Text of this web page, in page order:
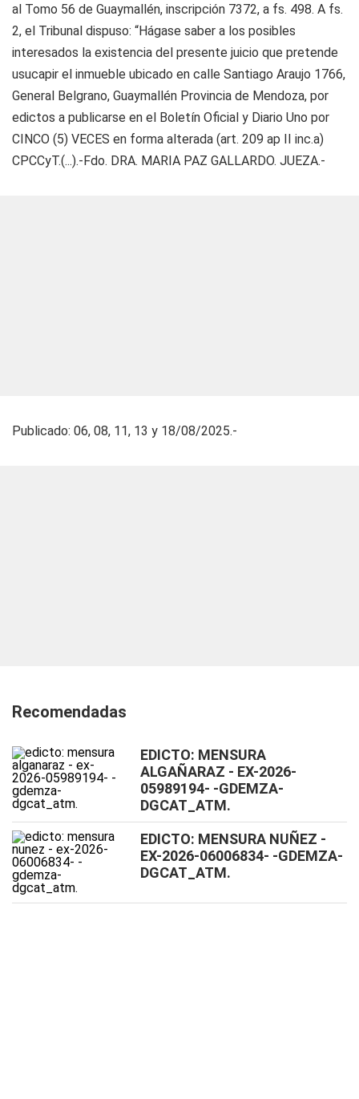
al Tomo 56 de Guaymallén, inscripción 7372, a fs. 498. A fs.
2, el Tribunal dispuso: “Hágase saber a los posibles
interesados la existencia del presente juicio que pretende
usucapir el inmueble ubicado en calle Santiago Araujo 1766,
General Belgrano, Guaymallén Provincia de Mendoza, por
edictos a publicarse en el Boletín Oficial y Diario Uno por
CINCO (5) VECES en forma alterada (art. 209 ap II inc.a)
CPCCyT.(...).-Fdo. DRA. MARIA PAZ GALLARDO. JUEZA.-
Publicado: 06, 08, 11, 13 y 18/08/2025.-
Recomendadas
EDICTO: MENSURA
ALGAÑARAZ - EX-2026-
05989194- -GDEMZA-
DGCAT_ATM.
EDICTO: MENSURA NUÑEZ -
EX-2026-06006834- -GDEMZA-
DGCAT_ATM.